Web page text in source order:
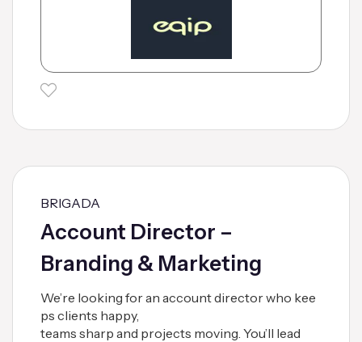
BRIGADA
Account Director –
Branding & Marketing
We’re looking for an account director who kee
ps clients happy,
teams sharp and projects moving. You’ll lead